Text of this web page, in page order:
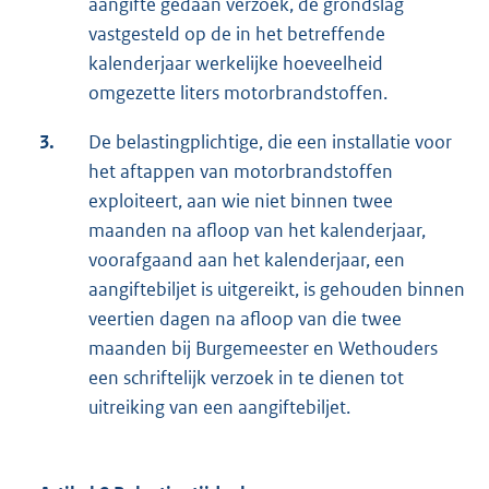
vastgesteld op de in het betreffende
kalenderjaar werkelijke hoeveelheid
omgezette liters motorbrandstoffen.
3.
De belastingplichtige, die een installatie voor
het aftappen van motorbrandstoffen
exploiteert, aan wie niet binnen twee
maanden na afloop van het kalenderjaar,
voorafgaand aan het kalenderjaar, een
aangiftebiljet is uitgereikt, is gehouden binnen
veertien dagen na afloop van die twee
maanden bij Burgemeester en Wethouders
een schriftelijk verzoek in te dienen tot
uitreiking van een aangiftebiljet.